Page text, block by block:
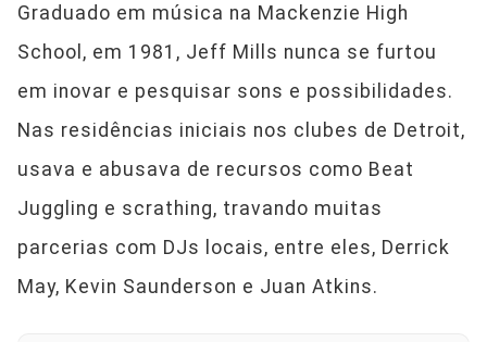
Graduado em música na Mackenzie High
School, em 1981, Jeff Mills nunca se furtou
em inovar e pesquisar sons e possibilidades.
Nas residências iniciais nos clubes de Detroit,
usava e abusava de recursos como Beat
Juggling e scrathing, travando muitas
parcerias com DJs locais, entre eles, Derrick
May, Kevin Saunderson e Juan Atkins.